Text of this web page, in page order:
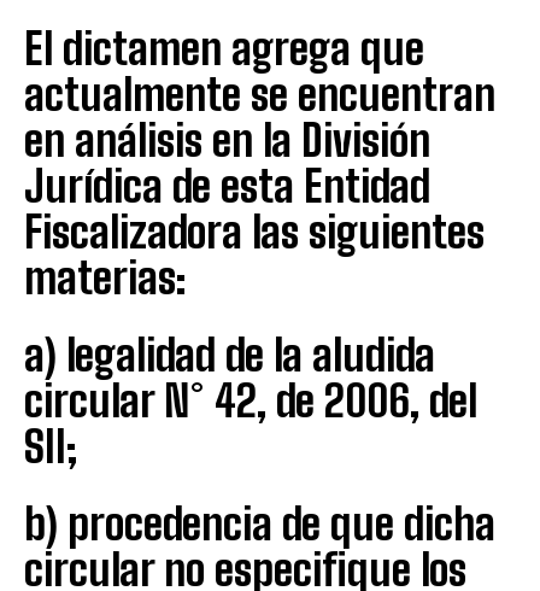
El dictamen agrega que
actualmente se encuentran
en análisis en la División
Jurídica de esta Entidad
Fiscalizadora las siguientes
materias:
a) legalidad de la aludida
circular N° 42, de 2006, del
SII;
b) procedencia de que dicha
circular no especifique los